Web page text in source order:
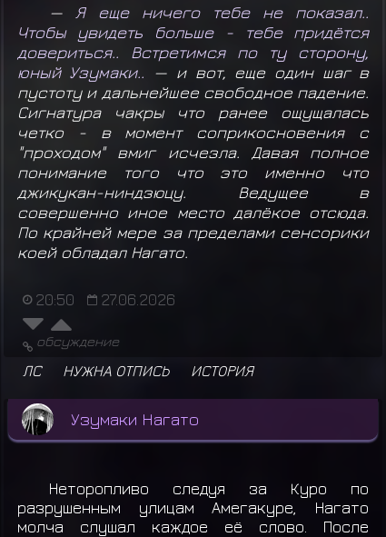
— Я еще ничего тебе не показал..
Чтобы увидеть больше - тебе придётся
довериться.. Встретимся по ту сторону,
юный Узумаки.. — и вот, еще один шаг в
пустоту и дальнейшее свободное падение.
Сигнатура чакры что ранее ощущалась
четко - в момент соприкосновения с
"проходом" вмиг исчезла. Давая полное
понимание того что это именно что
джикукан-ниндзюцу. Ведущее в
совершенно иное место далёкое отсюда.
По крайней мере за пределами сенсорики
коей обладал Нагато.
20:50 27.06.2026
обсуждение
ЛС НУЖНА ОТПИСЬ ИСТОРИЯ
Узумаки Нагато
Неторопливо следуя за Куро по
разрушенным улицам Амегакуре, Нагато
молча слушал каждое её слово. После